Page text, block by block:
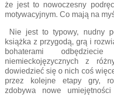
że jest to nowoczesny
motywacyjnym. Co mają na
Nie jest to typowy, nudny
książka z przygodą, grą i
bohaterami
niemieckojęzycznych z
dowiedzieć się o nich coś
przez kolejne etapy gry,
zdobywa nowe